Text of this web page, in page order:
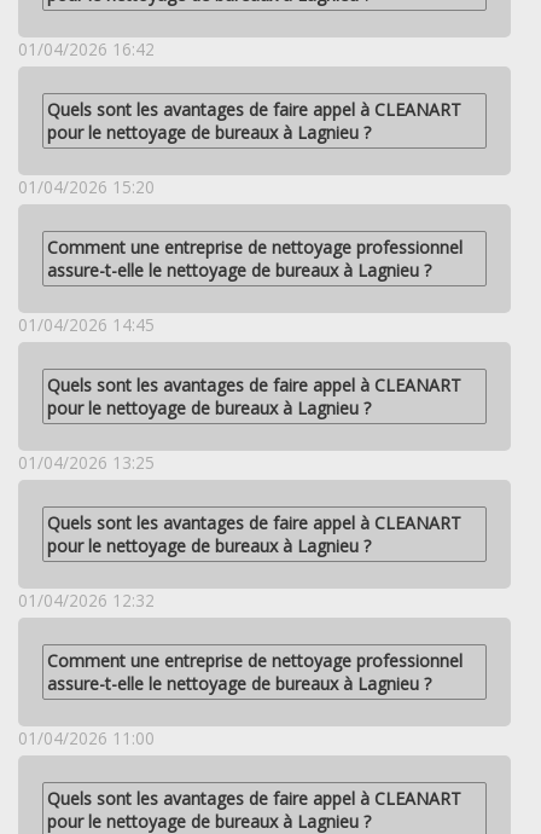
01/04/2026 16:42
Quels sont les avantages de faire appel à CLEANART
pour le nettoyage de bureaux à Lagnieu ?
01/04/2026 15:20
Comment une entreprise de nettoyage professionnel
assure-t-elle le nettoyage de bureaux à Lagnieu ?
01/04/2026 14:45
Quels sont les avantages de faire appel à CLEANART
pour le nettoyage de bureaux à Lagnieu ?
01/04/2026 13:25
Quels sont les avantages de faire appel à CLEANART
pour le nettoyage de bureaux à Lagnieu ?
01/04/2026 12:32
Comment une entreprise de nettoyage professionnel
assure-t-elle le nettoyage de bureaux à Lagnieu ?
01/04/2026 11:00
Quels sont les avantages de faire appel à CLEANART
pour le nettoyage de bureaux à Lagnieu ?